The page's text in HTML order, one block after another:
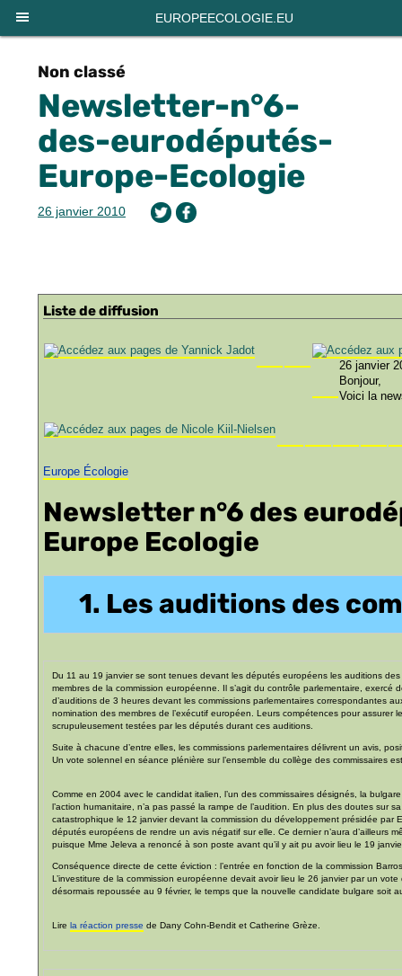
EUROPEECOLOGIE.EU
Non classé
Newsletter-n°6-
des-eurodéputés-
Europe-Ecologie
26 janvier 2010
Liste de diffusion
26 janvier
Bonjour,
Voici la
Europe Écologie
Newsletter n°6 des
Europe Ecologie
1. Les auditions des
Du 11 au 19 janvier se sont tenues devant les députés européens les auditions
membres de la commission européenne. Il s’agit du contrôle parlementaire, exercé
d’auditions de 3 heures devant les commissions parlementaires correspondantes
nomination des membres de l’exécutif européen. Leurs compétences pour assurer
scrupuleusement testées par les députés durant ces auditions.
Suite à chacune d’entre elles, les commissions parlementaires délivrent un avis,
Un vote solennel en séance plénière sur l’ensemble du collège des commissaires
Comme en 2004 avec le candidat italien, l’un des commissaires désignés, la
l’action humanitaire, n’a pas passé la rampe de l’audition. En plus des doutes sur
catastrophique le 12 janvier devant la commission du développement présidée par
députés européens de rendre un avis négatif sur elle. Ce dernier n’aura d’ailleurs
puisque Mme Jeleva a renoncé à son poste avant qu’il y ait pu avoir lieu le 19
Conséquence directe de cette éviction : l’entrée en fonction de la commission
L’investiture de la commission européenne devait avoir lieu le 26 janvier par un
désormais repoussée au 9 février, le temps que la nouvelle candidate bulgare soit
Lire la réaction presse de Dany Cohn-Bendit et Catherine Grèze.